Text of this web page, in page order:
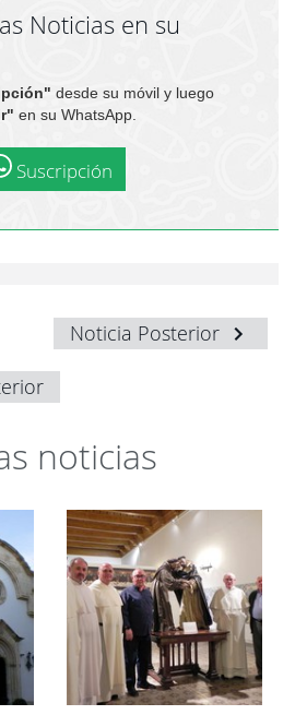
Noticias en su
desde su móvil y luego
en su WhatsApp.
Suscripción
Noticia Posterior
noticias